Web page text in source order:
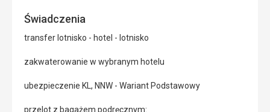
Świadczenia
transfer lotnisko - hotel - lotnisko
zakwaterowanie w wybranym hotelu
ubezpieczenie KL, NNW - Wariant Podstawowy
przelot z bagażem podręcznym: